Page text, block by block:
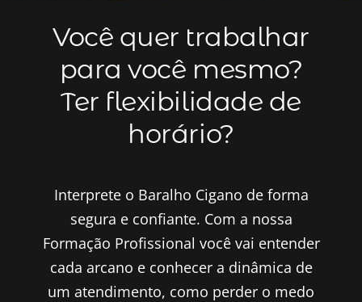
Você quer trabalhar
para você mesmo?
Ter flexibilidade de
horário?
Interprete o Baralho Cigano de forma
segura e confiante. Com a nossa
Formação Profissional você vai entender
cada arcano e conhecer a dinâmica de
um atendimento, como perder o medo